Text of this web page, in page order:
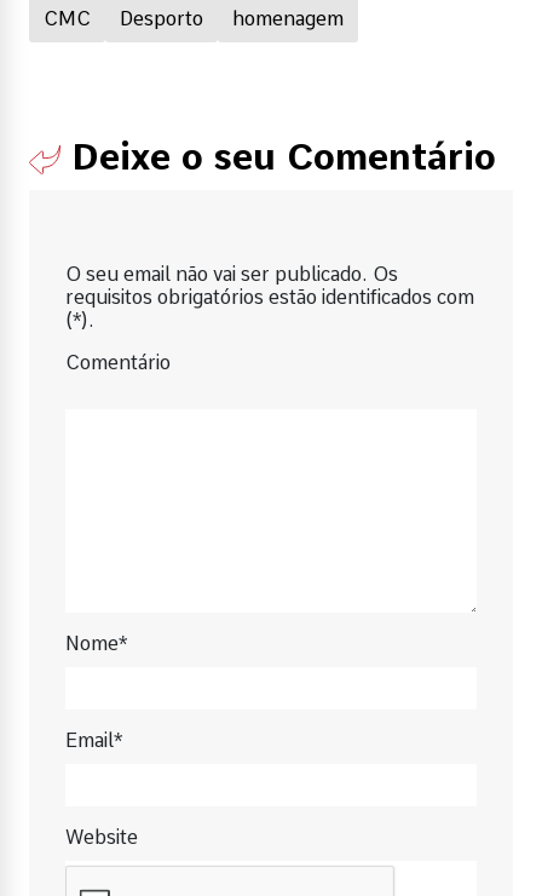
CMC Desporto homenagem
Deixe o seu Comentário
O seu email não vai ser publicado. Os
requisitos obrigatórios estão identificados com
(*).
Comentário
Nome*
Email*
Website